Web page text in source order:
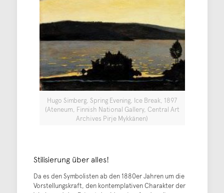
Hugo Simberg, Spring Evening, Ice Break, 1897
(Ateneum, Finnish National Gallery, Central Art
Archives Pirje Mykkänen)
Stilisierung über alles!
Da es den Symbolisten ab den 1880er Jahren um die
Vorstellungskraft, den kontemplativen Charakter der